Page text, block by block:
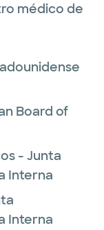
médico de
Board of
- Junta
Interna
Interna